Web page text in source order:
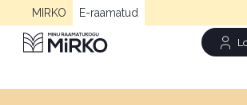
MIRKO E-raamatud